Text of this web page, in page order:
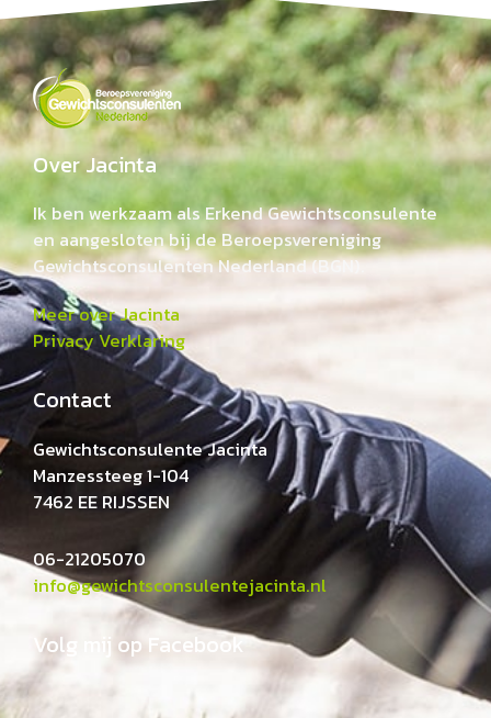
Over Jacinta
Ik ben werkzaam als Erkend Gewichtsconsulente
en aangesloten bij de Beroepsvereniging
Gewichtsconsulenten Nederland (BGN).
Meer over Jacinta
Privacy Verklaring
Contact
Gewichtsconsulente Jacinta
Manzessteeg 1-104
7462 EE RIJSSEN
06-21205070
info@gewichtsconsulentejacinta.nl
Volg mij op Facebook